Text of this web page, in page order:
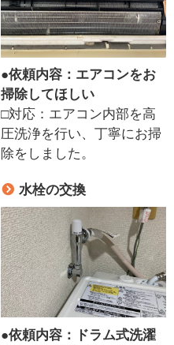
●依頼内容：エアコンをお
掃除してほしい
□対応：エアコン内部を高
圧洗浄を行い、丁寧にお掃
除をしました。
水栓の交換
●依頼内容：ドラム式洗濯